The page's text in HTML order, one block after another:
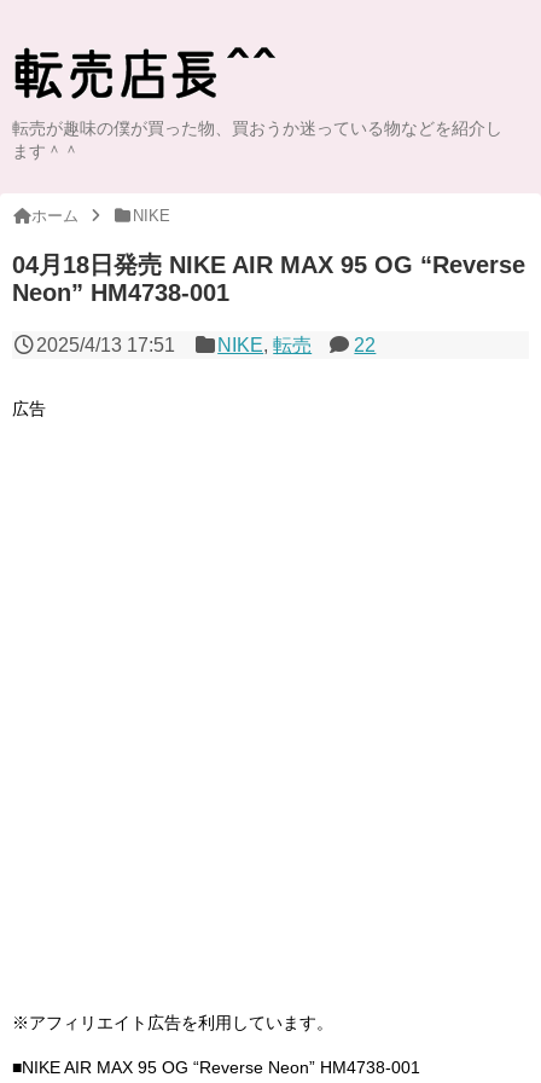
転売が趣味の僕が買った物、買おうか迷っている物などを紹介し
ます＾＾
ホーム NIKE
04月18日発売 NIKE AIR MAX 95 OG “Reverse
Neon” HM4738-001
2025/4/13 17:51 NIKE,転売 22
広告
※アフィリエイト広告を利用しています。
■NIKE AIR MAX 95 OG “Reverse Neon” HM4738-001